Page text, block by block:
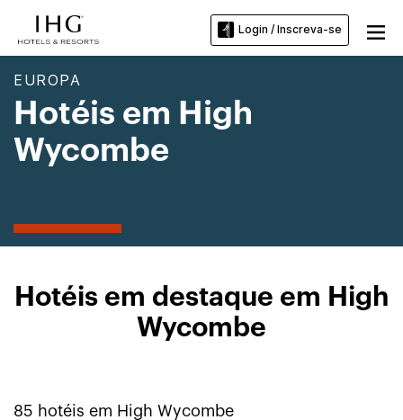
Login / Inscreva-se
EUROPA
Hotéis em High
Wycombe
Hotéis em destaque em High
Wycombe
85 hotéis em High Wycombe